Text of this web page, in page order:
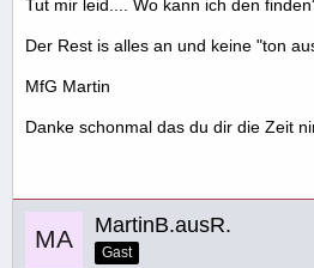
Tut mir leid.... Wo kann ich den
Der Rest is alles an und keine "ton
MfG Martin
Danke schonmal das du dir die Zeit
MartinB.ausR.
Gast